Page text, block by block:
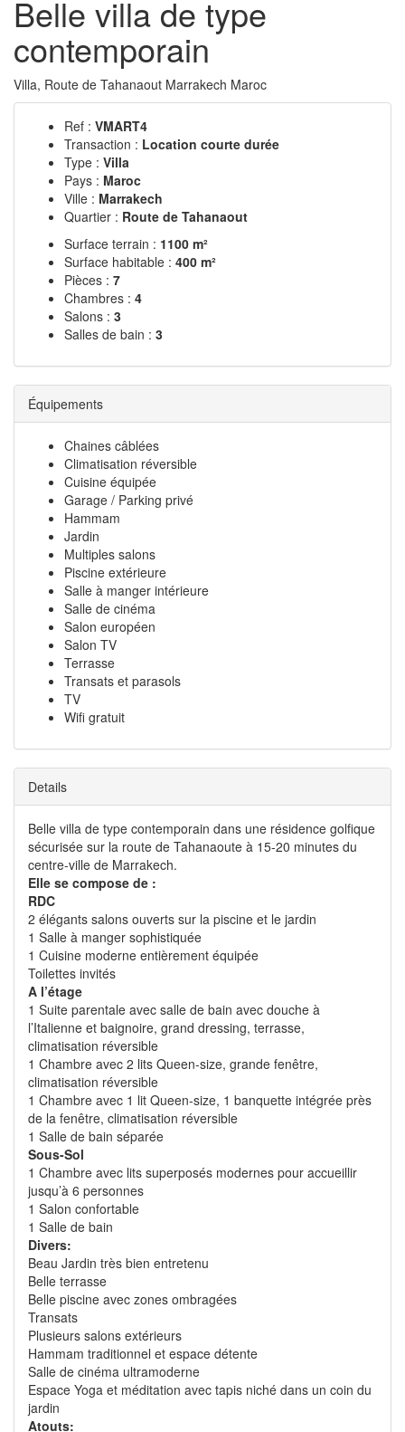
Belle villa de type
contemporain
Villa, Route de Tahanaout Marrakech Maroc
Ref : VMART4
Transaction : Location courte durée
Type : Villa
Pays : Maroc
Ville : Marrakech
Quartier : Route de Tahanaout
Surface terrain : 1100 m²
Surface habitable : 400 m²
Pièces : 7
Chambres : 4
Salons : 3
Salles de bain : 3
Équipements
Chaines câblées
Climatisation réversible
Cuisine équipée
Garage / Parking privé
Hammam
Jardin
Multiples salons
Piscine extérieure
Salle à manger intérieure
Salle de cinéma
Salon européen
Salon TV
Terrasse
Transats et parasols
TV
Wifi gratuit
Details
Belle villa de type contemporain dans une résidence golfique
sécurisée sur la route de Tahanaoute à 15-20 minutes du
centre-ville de Marrakech.
Elle se compose de :
RDC
2 élégants salons ouverts sur la piscine et le jardin
1 Salle à manger sophistiquée
1 Cuisine moderne entièrement équipée
Toilettes invités
A l’étage
1 Suite parentale avec salle de bain avec douche à
l’Italienne et baignoire, grand dressing, terrasse,
climatisation réversible
1 Chambre avec 2 lits Queen-size, grande fenêtre,
climatisation réversible
1 Chambre avec 1 lit Queen-size, 1 banquette intégrée près
de la fenêtre, climatisation réversible
1 Salle de bain séparée
Sous-Sol
1 Chambre avec lits superposés modernes pour accueillir
jusqu’à 6 personnes
1 Salon confortable
1 Salle de bain
Divers:
Beau Jardin très bien entretenu
Belle terrasse
Belle piscine avec zones ombragées
Transats
Plusieurs salons extérieurs
Hammam traditionnel et espace détente
Salle de cinéma ultramoderne
Espace Yoga et méditation avec tapis niché dans un coin du
jardin
Atouts: